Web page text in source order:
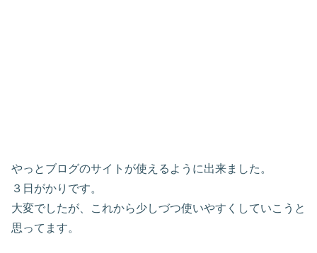
やっとブログのサイトが使えるように出来ました。
３日がかりです。
大変でしたが、これから少しづつ使いやすくしていこうと
思ってます。